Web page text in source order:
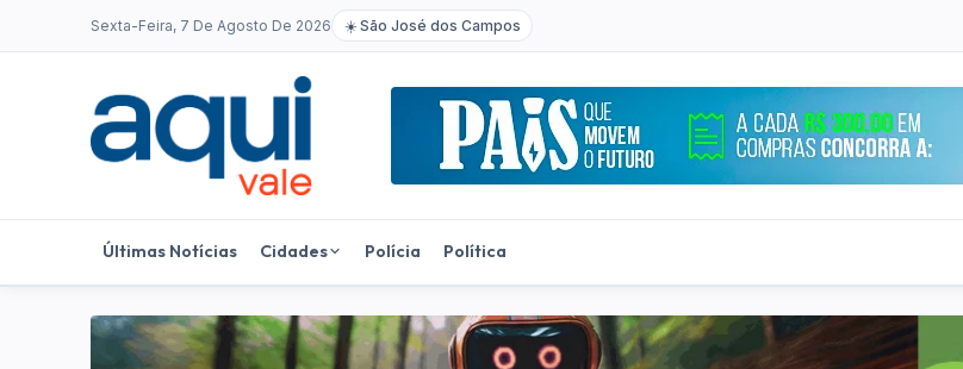
Sexta-Feira, 7 De Agosto De 2026 ☀️ São José dos Campos
Últimas Notícias Cidades Polícia Política